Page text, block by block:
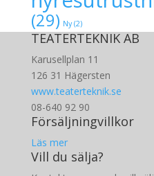
(29) Ny(2)
TEATERTEKNIK AB
Karusellplan 11
126 31 Hägersten
www.teaterteknik.se
08-640 92 90
Försäljningvillkor
Läs mer
Vill du sälja?